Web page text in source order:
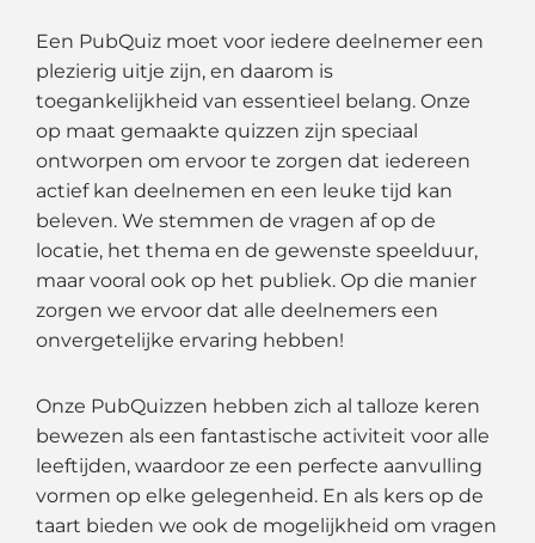
Een PubQuiz moet voor iedere deelnemer een
plezierig uitje zijn, en daarom is
toegankelijkheid van essentieel belang. Onze
op maat gemaakte quizzen zijn speciaal
ontworpen om ervoor te zorgen dat iedereen
actief kan deelnemen en een leuke tijd kan
beleven. We stemmen de vragen af op de
locatie, het thema en de gewenste speelduur,
maar vooral ook op het publiek. Op die manier
zorgen we ervoor dat alle deelnemers een
onvergetelijke ervaring hebben!
Onze PubQuizzen hebben zich al talloze keren
bewezen als een fantastische activiteit voor alle
leeftijden, waardoor ze een perfecte aanvulling
vormen op elke gelegenheid. En als kers op de
taart bieden we ook de mogelijkheid om vragen